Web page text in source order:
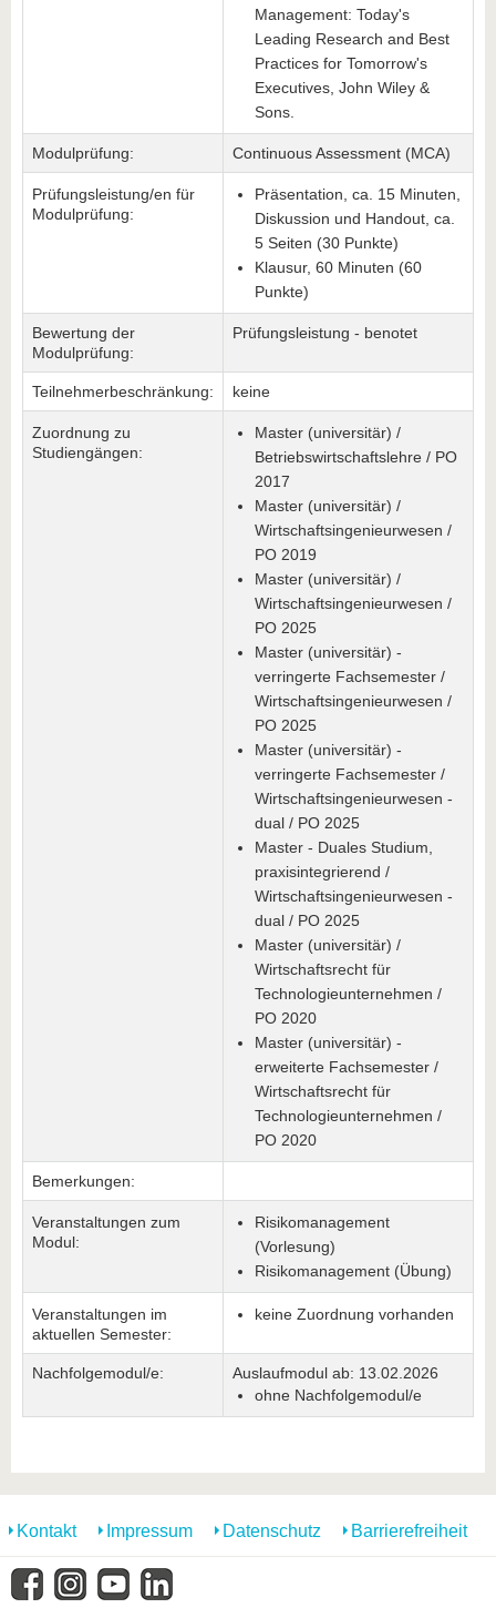
Management: Today's
Leading Research and Best
Practices for Tomorrow's
Executives, John Wiley &
Sons.
Modulprüfung: Continuous Assessment (MCA)
Prüfungsleistung/en für
Modulprüfung:
Präsentation, ca. 15 Minuten,
Diskussion und Handout, ca.
5 Seiten (30 Punkte)
Klausur, 60 Minuten (60
Punkte)
Bewertung der
Modulprüfung:
Prüfungsleistung - benotet
Teilnehmerbeschränkung: keine
Zuordnung zu
Studiengängen:
Master (universitär) /
Betriebswirtschaftslehre / PO
2017
Master (universitär) /
Wirtschaftsingenieurwesen /
PO 2019
Master (universitär) /
Wirtschaftsingenieurwesen /
PO 2025
Master (universitär) -
verringerte Fachsemester /
Wirtschaftsingenieurwesen /
PO 2025
Master (universitär) -
verringerte Fachsemester /
Wirtschaftsingenieurwesen -
dual / PO 2025
Master - Duales Studium,
praxisintegrierend /
Wirtschaftsingenieurwesen -
dual / PO 2025
Master (universitär) /
Wirtschaftsrecht für
Technologieunternehmen /
PO 2020
Master (universitär) -
erweiterte Fachsemester /
Wirtschaftsrecht für
Technologieunternehmen /
PO 2020
Bemerkungen:
Veranstaltungen zum
Modul:
Risikomanagement
(Vorlesung)
Risikomanagement (Übung)
Veranstaltungen im
aktuellen Semester:
keine Zuordnung vorhanden
Nachfolgemodul/e:
Auslaufmodul ab: 13.02.2026
ohne Nachfolgemodul/e
Kontakt Impressum Datenschutz Barrierefreiheit